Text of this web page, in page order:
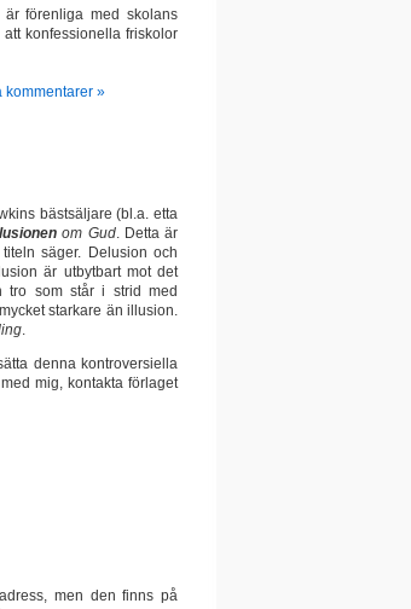
förenliga med skolans
konfessionella friskolor
kommentarer »
bästsäljare (bl.a. etta
om Gud. Detta är
säger. Delusion och
är utbytbart mot det
tro som står i strid med
starkare än illusion.
.
denna kontroversiella
mig, kontakta förlaget
men den finns på